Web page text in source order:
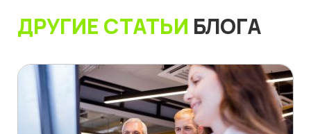
ДРУГИЕ СТАТЬИ БЛОГА